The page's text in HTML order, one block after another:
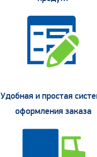
Удобная и простая
оформления заказа